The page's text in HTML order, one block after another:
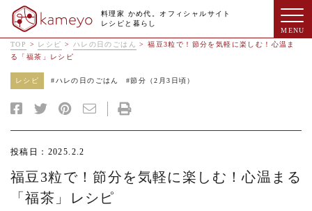
料理家 かめ代。オフィシャルサイト
レシピと暮らし
TOP > レシピ > ハレの日のごはん >福豆3粒で！節分を気軽に楽しむ！心温ま
る「福茶」レシピ
レシピ #ハレの日のごはん #節分（2月3日頃）
投稿日：2025.2.2
福豆3粒で！節分を気軽に楽しむ！心温まる
「福茶」レシピ